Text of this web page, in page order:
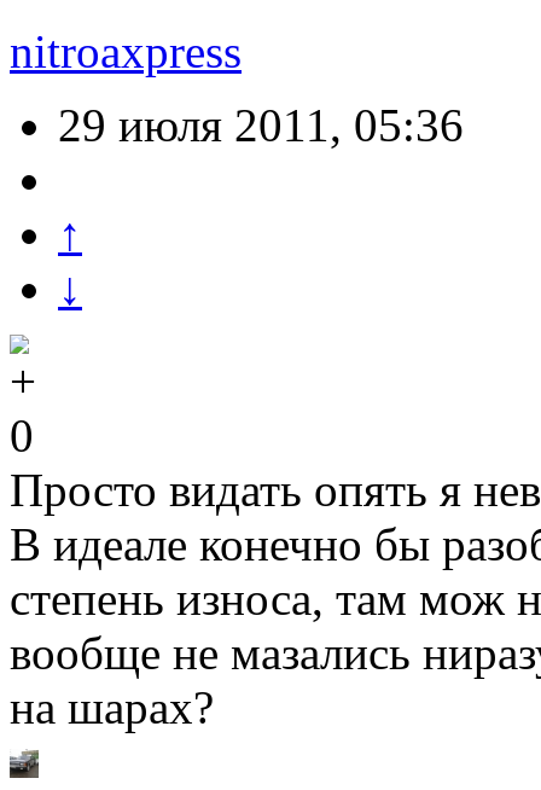
nitroaxpress
29 июля 2011, 05:36
↑
↓
0
Просто видать опять я
В идеале конечно бы
степень износа, там мож
вообще не мазались
на шарах?